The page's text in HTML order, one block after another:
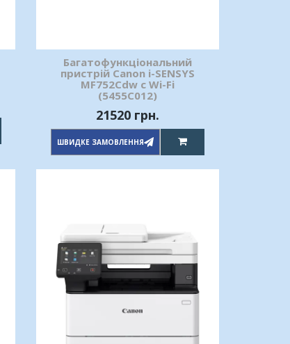
Багатофункціональний
пристрій Canon i-SENSYS
MF752Cdw c Wi-Fi
(5455C012)
21520 грн.
ШВИДКЕ ЗАМОВЛЕННЯ